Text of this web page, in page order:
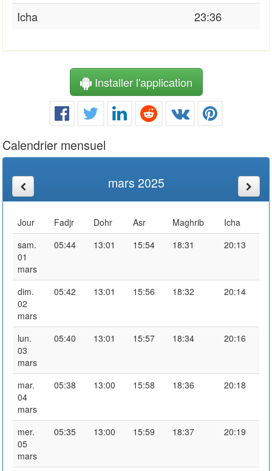
Icha
23:36
Installer l'application
Calendrier mensuel
mars 2025
Jour Fadjr Dohr Asr Maghrib
Icha
sam.
01
mars
05:44 13:01 15:54 18:31 20:13
dim.
02
mars
05:42 13:01 15:56 18:32 20:14
lun.
03
mars
05:40 13:01 15:57 18:34 20:16
mar.
04
mars
05:38 13:00 15:58 18:36 20:18
mer.
05
mars
05:35 13:00 15:59 18:37 20:19